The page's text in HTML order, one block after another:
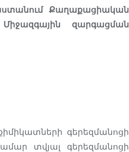
Քաղաքացիական
զարգացման
գերեզմանոցի
տվյալ գերեզմանոցի